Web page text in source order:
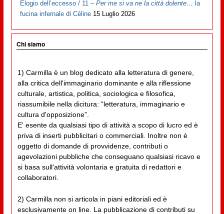
Elogio dell’eccesso / 11 –Per me si va ne la città dolente… la
fucina infernale di Cèline 15 Luglio 2026
Chi siamo
1) Carmilla è un blog dedicato alla letteratura di genere,
alla critica dell'immaginario dominante e alla riflessione
culturale, artistica, politica, sociologica e filosofica,
riassumibile nella dicitura: “letteratura, immaginario e
cultura d'opposizione”.
E' esente da qualsiasi tipo di attività a scopo di lucro ed è
priva di inserti pubblicitari o commerciali. Inoltre non è
oggetto di domande di provvidenze, contributi o
agevolazioni pubbliche che conseguano qualsiasi ricavo e
si basa sull'attività volontaria e gratuita di redattori e
collaboratori.
2) Carmilla non si articola in piani editoriali ed è
esclusivamente on line. La pubblicazione di contributi su